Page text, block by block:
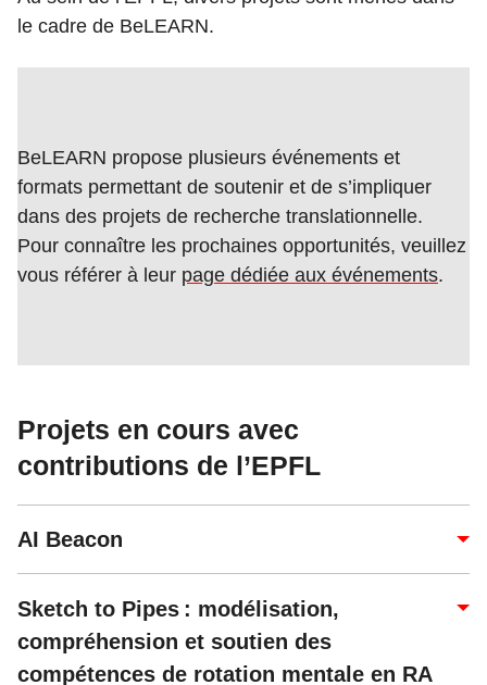
le cadre de BeLEARN.
BeLEARN propose plusieurs événements et
formats permettant de soutenir et de s’impliquer
dans des projets de recherche translationnelle.
Pour connaître les prochaines opportunités, veuillez
vous référer à leur page dédiée aux événements.
Projets en cours avec
contributions de l’EPFL
AI Beacon
Sketch to Pipes : modélisation,
compréhension et soutien des
compétences de rotation mentale en RA